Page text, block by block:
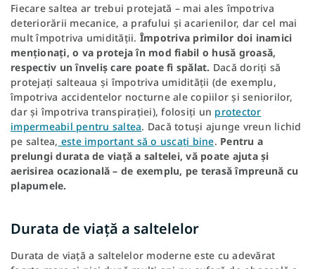
Fiecare saltea ar trebui protejată – mai ales împotriva
deteriorării mecanice, a prafului și acarienilor, dar cel mai
mult împotriva umidității. Împotriva primilor doi inamici
menționați, o va proteja în mod fiabil o husă groasă,
respectiv un înveliș care poate fi spălat. Dacă doriți să
protejați salteaua și împotriva umidității (de exemplu,
împotriva accidentelor nocturne ale copiilor și seniorilor,
dar și împotriva transpirației), folosiți un protector
impermeabil pentru saltea. Dacă totuși ajunge vreun lichid
pe saltea, este important să o uscați bine. Pentru a
prelungi durata de viață a saltelei, vă poate ajuta și
aerisirea ocazională – de exemplu, pe terasă împreună cu
plapumele.
Durata de viață a saltelelor
Durata de viață a saltelelor moderne este cu adevărat